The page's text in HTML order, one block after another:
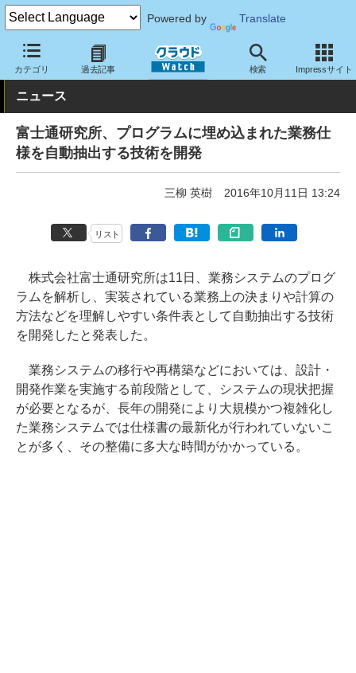
Powered by Translate
カテゴリ 過去記事 検索 Impressサイト
クラウド Watch トピック 研究開発
ニュース
富士通研究所、プログラムに埋め込まれた業務仕
様を自動抽出する技術を開発
三柳 英樹 2016年10月11日 13:24
リスト
株式会社富士通研究所は11日、業務システムのプログ
ラムを解析し、実装されている業務上の決まりや計算の
方法などを理解しやすい条件表として自動抽出する技術
を開発したと発表した。
業務システムの移行や再構築などにおいては、設計・
開発作業を実施する前段階として、システムの現状把握
が必要となるが、長年の開発により大規模かつ複雑化し
た業務システムでは仕様書の最新化が行われていないこ
とが多く、その整備に多大な時間がかかっている。